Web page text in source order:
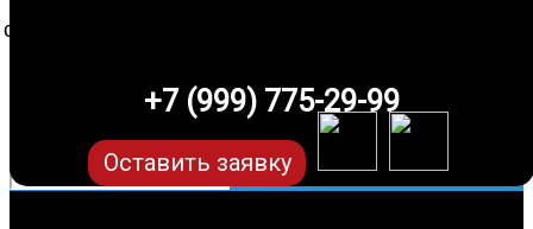
+7 (999) 775-29-99
Оставить заявку